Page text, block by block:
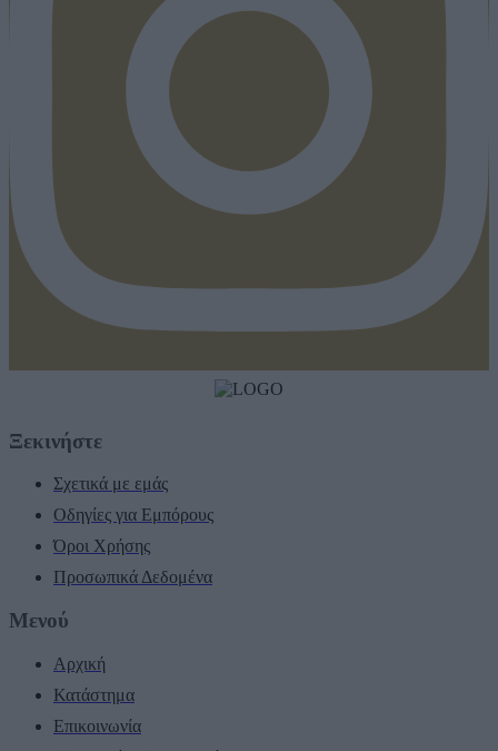
Ξεκινήστε
Σχετικά με εμάς
Οδηγίες για Εμπόρους
Όροι Χρήσης
Προσωπικά Δεδομένα
Μενού
Αρχική
Κατάστημα
Επικοινωνία